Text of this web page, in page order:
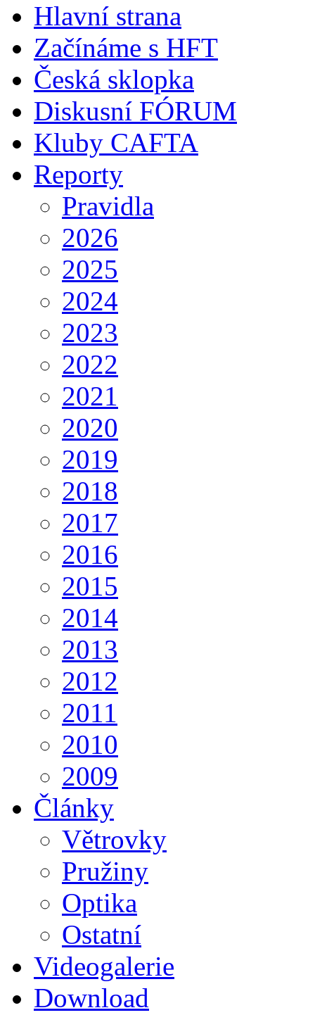
Hlavní strana
Začínáme s HFT
Česká sklopka
Diskusní FÓRUM
Kluby CAFTA
Reporty
Pravidla
2026
2025
2024
2023
2022
2021
2020
2019
2018
2017
2016
2015
2014
2013
2012
2011
2010
2009
Články
Větrovky
Pružiny
Optika
Ostatní
Videogalerie
Download